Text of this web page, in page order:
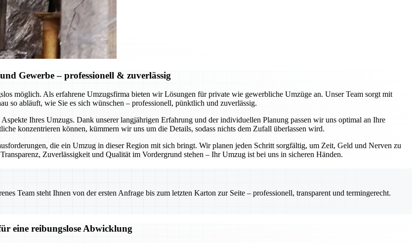
Gewerbe – professionell & zuverlässig
möglich. Als erfahrene Umzugsfirma bieten wir Lösungen für private wie gewerbliche Umzüge an. Unser Team sorgt mit
so abläuft, wie Sie es sich wünschen – professionell, pünktlich und zuverlässig.
Ihres Umzugs. Dank unserer langjährigen Erfahrung und der individuellen Planung passen wir uns optimal an Ihre
konzentrieren können, kümmern wir uns um die Details, sodass nichts dem Zufall überlassen wird.
die ein Umzug in dieser Region mit sich bringt. Wir planen jeden Schritt sorgfältig, um Zeit, Geld und Nerven zu
Zuverlässigkeit und Qualität im Vordergrund stehen – Ihr Umzug ist bei uns in sicheren Händen.
Team steht Ihnen von der ersten Anfrage bis zum letzten Karton zur Seite – professionell, transparent und termingerecht.
eine reibungslose Abwicklung